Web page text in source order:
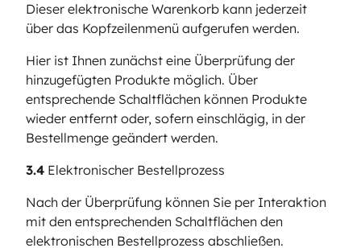
Dieser elektronische Warenkorb kann jederzeit
über das Kopfzeilenmenü aufgerufen werden.
Hier ist Ihnen zunächst eine Überprüfung der
hinzugefügten Produkte möglich. Über
entsprechende Schaltflächen können Produkte
wieder entfernt oder, sofern einschlägig, in der
Bestellmenge geändert werden.
3.4 Elektronischer Bestellprozess
Nach der Überprüfung können Sie per Interaktion
mit den entsprechenden Schaltflächen den
elektronischen Bestellprozess abschließen.